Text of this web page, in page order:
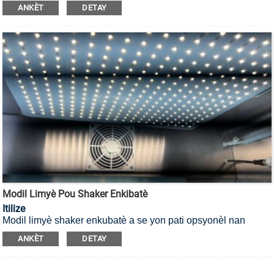
ANKÈT DETAY
Modil Limyè Pou Shaker Enkibatè
Itilize
Modil limyè shaker enkubatè a se yon pati opsyonèl nan
shaker enkubatè a, ki apwopriye pou plant oswa kalite selil
mikwòb espesifik ki bezwen bay limyè.
ANKÈT DETAY